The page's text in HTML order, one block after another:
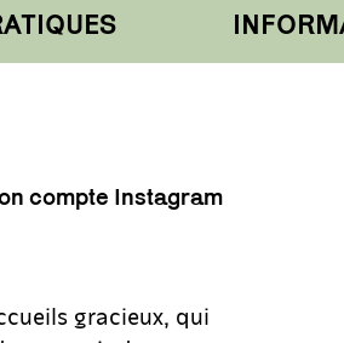
compte Instagram
gracieux, qui